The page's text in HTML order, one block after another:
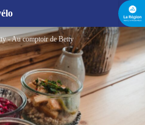
- Au comptoir de Betty